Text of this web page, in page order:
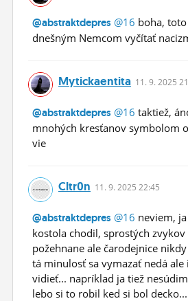
@abstraktdepres @16 boha,
dnešným Nemcom vyčítať
Mytickaentita 11. 9. 2025
@abstraktdepres @16 taktiež,
mnohých kresťanov symbolom
vie
Cltr0n 11. 9. 2025 22:45
@abstraktdepres @16 neviem,
kostola chodil, sprostých
požehnane ale čarodejnice
tá minulosť sa vymazať nedá
vidieť... napríklad ja tiež
lebo si to robil ked si bol decko...